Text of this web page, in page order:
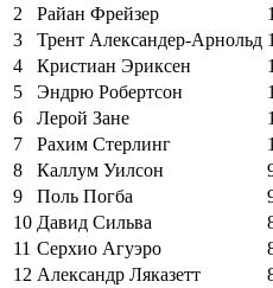
2
Райан Фрейзер
3
Трент Александер-Арнольд
4
Кристиан Эриксен
5
Эндрю Робертсон
6
Лерой Зане
7
Рахим Стерлинг
8
Каллум Уилсон
9
Поль Погба
10 Давид Сильва
11 Серхио Агуэро
12 Александр Ляказетт